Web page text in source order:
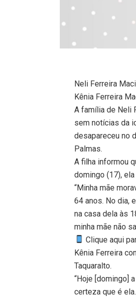
Neli Ferreira
Kênia Ferreira
A família de Neli
sem notícias da
desapareceu no
Palmas.
A filha informou
domingo (17),
“Minha mãe
64 anos. No dia,
na casa dela às
minha mãe não
Clique aqui
Kênia Ferreira
Taquaralto.
“Hoje [domingo]
certeza que é